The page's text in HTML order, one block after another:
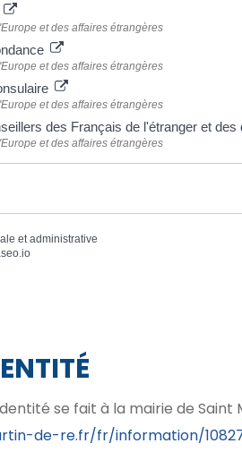
et des affaires étrangères
et des affaires étrangères
et des affaires étrangères
des Français de l'étranger et des
et des affaires étrangères
et administrative
se fait à la mairie de Saint
de-re.fr/fr/information/